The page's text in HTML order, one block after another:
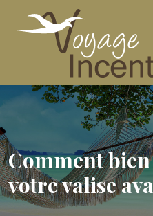
Comment
votre valise